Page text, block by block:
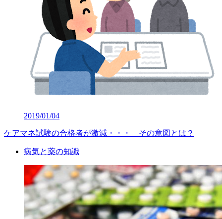
2019/01/04
ケアマネ試験の合格者が激減・・・ その意図とは？
病気と薬の知識